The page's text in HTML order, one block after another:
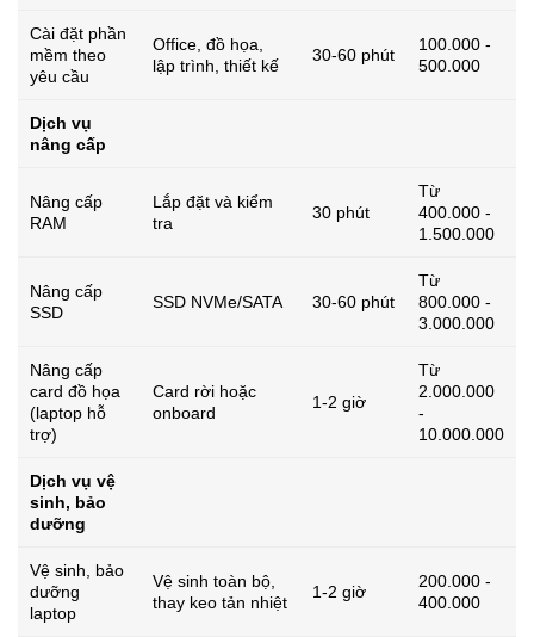
Cài đặt phần
mềm theo
yêu cầu
Office, đồ họa,
lập trình, thiết kế
30-60 phút
100.000 -
500.000
Dịch vụ
nâng cấp
Nâng cấp
RAM
Lắp đặt và kiểm
tra
30 phút
Từ
400.000 -
1.500.000
Nâng cấp
SSD
SSD NVMe/SATA 30-60 phút
Từ
800.000 -
3.000.000
Nâng cấp
card đồ họa
(laptop hỗ
trợ)
Card rời hoặc
onboard
1-2 giờ
Từ
2.000.000
-
10.000.000
Dịch vụ vệ
sinh, bảo
dưỡng
Vệ sinh, bảo
dưỡng
laptop
Vệ sinh toàn bộ,
thay keo tản nhiệt
1-2 giờ
200.000 -
400.000